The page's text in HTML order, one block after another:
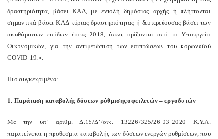
δραστηριότητα, βάσει ΚΑΔ, με εντολή δημόσιας αρχής ή πλήττονται
σημαντικά βάσει ΚΑΔ κύριας δραστηριότητας ή δευτερεύουσας βάσει των
ακαθάριστων εσόδων έτους 2018, όπως ορίζονται από το Υπουργείο
Οικονομικών, για την αντιμετώπιση των επιπτώσεων του κορωνοϊού
COVID-19.».
Πιο συγκεκριμένα:
1. Παράταση καταβολής δόσεων ρύθμισης οφειλετών – εργοδοτών
Με την υπ΄ αριθμ. Δ.15/Δ’/οικ. 13226/325/26-03-2020 Κ.Υ.Α.
παρατείνεται η προθεσμία καταβολής των δόσεων ενεργών ρυθμίσεων, που